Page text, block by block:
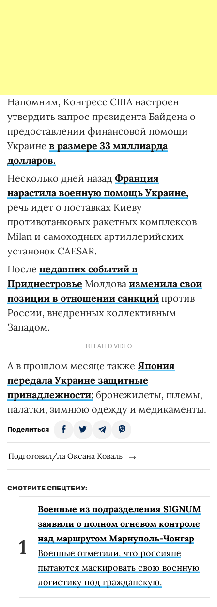
Напомним, Конгресс США настроен
утвердить запрос президента Байдена о
предоставлении финансовой помощи
Украине в размере 33 миллиарда
долларов.
Несколько дней назад Франция
нарастила военную помощь Украине,
речь идет о поставках Киеву
противотанковых ракетных комплексов
Milan и самоходных артиллерийских
установок CAESAR.
После недавних событий в
Приднестровье Молдова изменила свои
позиции в отношении санкций против
России, внедренных коллективным
Западом.
RELATED VIDEO
А в прошлом месяце также Япония
передала Украине защитные
принадлежности: бронежилеты, шлемы,
палатки, зимнюю одежду и медикаменты.
Поделиться
Подготовил/ла Оксана Коваль
СМОТРИТЕ СПЕЦТЕМУ:
Военные из подразделения SIGNUM
заявили о полном огневом контроле
над маршрутом Мариуполь-Чонгар
Военные отметили, что россияне
пытаются маскировать свою военную
логистику под гражданскую.